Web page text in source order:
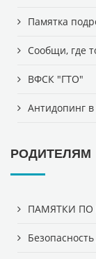
Памятка
Сообщи, где
ВФСК "ГТО"
Антидопинг в
РОДИТЕЛЯМ
ПАМЯТКИ ПО
Безопасность